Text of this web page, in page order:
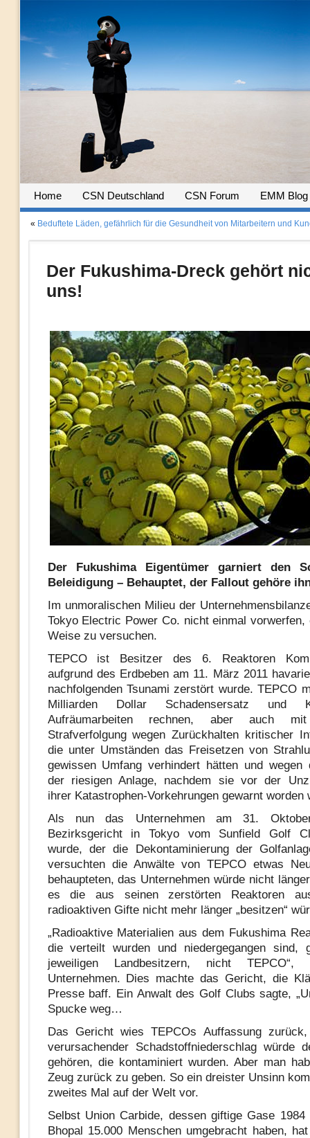
Home CSN Deutschland CSN Forum EMM Blog
« Beduftete Läden, gefährlich für die Gesundheit von Mitarbeitern und
Der Fukushima-Dreck gehört
uns!
Der Fukushima Eigentümer garniert den
Beleidigung – Behauptet, der Fallout gehöre
Im unmoralischen Milieu der
Tokyo Electric Power Co. nicht einmal vorwerfen,
Weise zu versuchen.
TEPCO ist Besitzer des 6. Reaktoren
aufgrund des Erdbeben am 11. März 2011
nachfolgenden Tsunami zerstört wurde. TEPCO
Milliarden Dollar Schadensersatz und
Aufräumarbeiten rechnen, aber auch
Strafverfolgung wegen Zurückhalten kritischer
die unter Umständen das Freisetzen von
gewissen Umfang verhindert hätten und wegen
der riesigen Anlage, nachdem sie vor der
ihrer Katastrophen-Vorkehrungen gewarnt worden
Als nun das Unternehmen am 31.
Bezirksgericht in Tokyo vom Sunfield Golf
wurde, der die Dekontaminierung der
versuchten die Anwälte von TEPCO etwas
behaupteten, das Unternehmen würde nicht
es die aus seinen zerstörten Reaktoren
radioaktiven Gifte nicht mehr länger „besitzen“
„Radioaktive Materialien aus dem Fukushima
die verteilt wurden und niedergegangen sind,
jeweiligen Landbesitzern, nicht
Unternehmen. Dies machte das Gericht, die
Presse baff. Ein Anwalt des Golf Clubs sagte,
Spucke weg…
Das Gericht wies TEPCOs Auffassung
verursachender Schadstoffniederschlag würde
gehören, die kontaminiert wurden. Aber man
Zeug zurück zu geben. So ein dreister Unsinn
zweites Mal auf der Welt vor.
Selbst Union Carbide, dessen giftige Gase 1984
Bhopal 15.000 Menschen umgebracht haben,